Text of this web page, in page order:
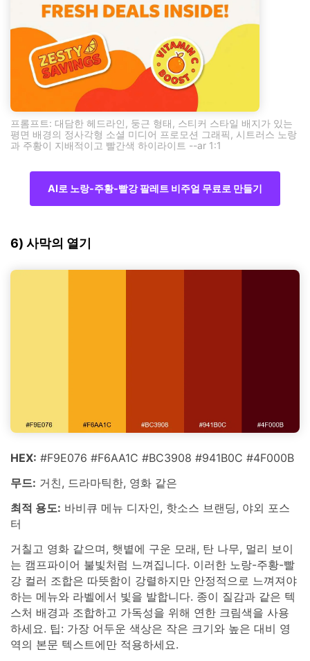
프롬프트: 대담한 헤드라인, 둥근 형태, 스티커 스타일 배지가 있는
평면 배경의 정사각형 소셜 미디어 프로모션 그래픽, 시트러스 노랑
과 주황이 지배적이고 빨간색 하이라이트 --ar 1:1
AI로 노랑-주황-빨강 팔레트 비주얼 무료로 만들기
6) 사막의 열기
HEX: #F9E076 #F6AA1C #BC3908 #941B0C #4F000B
무드: 거친, 드라마틱한, 영화 같은
최적 용도: 바비큐 메뉴 디자인, 핫소스 브랜딩, 야외 포스
터
거칠고 영화 같으며, 햇볕에 구운 모래, 탄 나무, 멀리 보이
는 캠프파이어 불빛처럼 느껴집니다. 이러한 노랑-주황-빨
강 컬러 조합은 따뜻함이 강렬하지만 안정적으로 느껴져야
하는 메뉴와 라벨에서 빛을 발합니다. 종이 질감과 같은 텍
스처 배경과 조합하고 가독성을 위해 연한 크림색을 사용
하세요. 팁: 가장 어두운 색상은 작은 크기와 높은 대비 영
역의 본문 텍스트에만 적용하세요.